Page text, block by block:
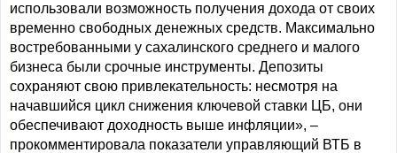
использовали возможность получения дохода от своих
временно свободных денежных средств. Максимально
востребованными у сахалинского среднего и малого
бизнеса были срочные инструменты. Депозиты
сохраняют свою привлекательность: несмотря на
начавшийся цикл снижения ключевой ставки ЦБ, они
обеспечивают доходность выше инфляции», –
прокомментировала показатели управляющий ВТБ в